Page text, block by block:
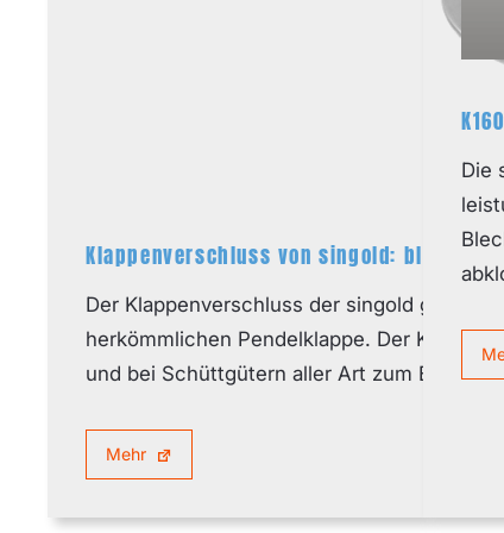
Klappenverschluss von singold:
Der Klappenverschluss der singold
herkömmlichen Pendelklappe. Der
und bei Schüttgütern aller Art zum Einsatz,
Mehr
Die